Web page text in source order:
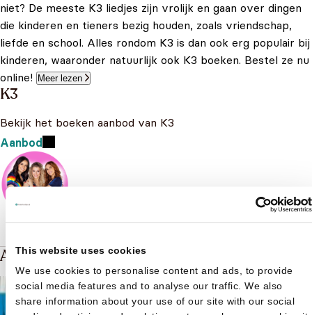
This website uses cookies
We use cookies to personalise content and ads, to provide
social media features and to analyse our traffic. We also
share information about your use of our site with our social
niet? De meeste K3 liedjes zijn vrolijk en gaan over dingen
die kinderen en tieners bezig houden, zoals vriendschap,
liefde en school. Alles rondom K3 is dan ook erg populair bij
kinderen, waaronder natuurlijk ook K3 boeken. Bestel ze nu
online!
Meer lezen
K3
Bekijk het boeken aanbod van K3
Aanbod
Andere boeken over K3